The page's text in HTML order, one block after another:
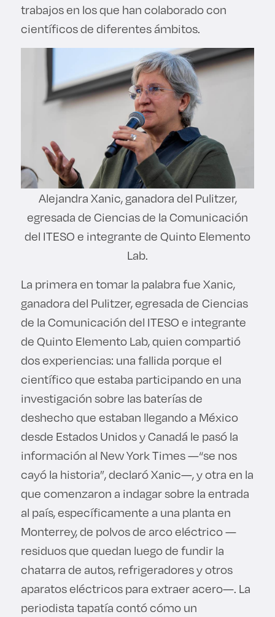
trabajos en los que han colaborado con
científicos de diferentes ámbitos.
Alejandra Xanic, ganadora del Pulitzer,
egresada de Ciencias de la Comunicación
del ITESO e integrante de Quinto Elemento
Lab.
La primera en tomar la palabra fue Xanic,
ganadora del Pulitzer, egresada de Ciencias
de la Comunicación del ITESO e integrante
de Quinto Elemento Lab, quien compartió
dos experiencias: una fallida porque el
científico que estaba participando en una
investigación sobre las baterías de
deshecho que estaban llegando a México
desde Estados Unidos y Canadá le pasó la
información al New York Times —“se nos
cayó la historia”, declaró Xanic—, y otra en la
que comenzaron a indagar sobre la entrada
al país, específicamente a una planta en
Monterrey, de polvos de arco eléctrico —
residuos que quedan luego de fundir la
chatarra de autos, refrigeradores y otros
aparatos eléctricos para extraer acero—. La
periodista tapatía contó cómo un